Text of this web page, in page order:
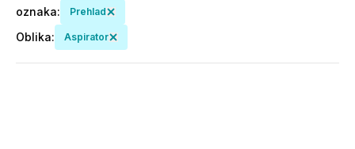
oznaka: Prehlad
Oblika: Aspirator